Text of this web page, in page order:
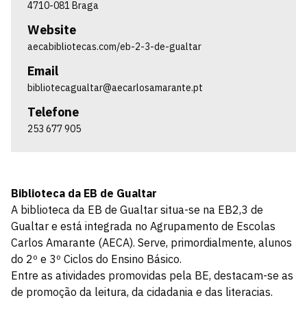
4710-081 Braga
Website
aecabibliotecas.com/eb-2-3-de-gualtar
Email
bibliotecagualtar@aecarlosamarante.pt
Telefone
253 677 905
Biblioteca da EB de Gualtar
A biblioteca da EB de Gualtar situa-se na EB2,3 de
Gualtar e está integrada no Agrupamento de Escolas
Carlos Amarante (AECA). Serve, primordialmente, alunos
do 2º e 3º Ciclos do Ensino Básico.
Entre as atividades promovidas pela BE, destacam-se as
de promoção da leitura, da cidadania e das literacias.